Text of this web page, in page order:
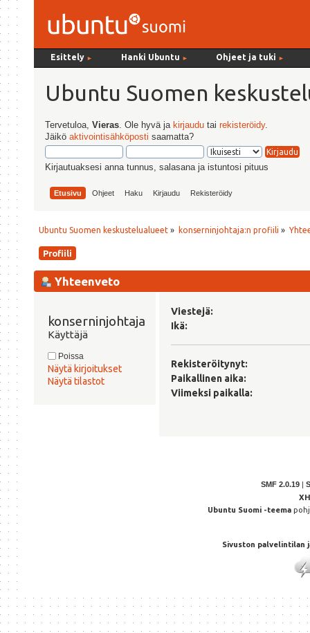
Esittely ► Hanki Ubuntu ► Ohjeet ja tuki ►
Ubuntu Suomen
Tervetuloa,Vieras . Ole hyvä ja kirjaudu tairekisteröidy.
Jäiköaktivointisähköposti saamatta?
Kirjautuaksesi anna tunnus, salasana ja istuntosi pituus
Etusivu Ohjeet Haku Kirjaudu Rekisteröidy
Ubuntu Suomen keskustelualueet » konserninjohtaja:n profiili »
Profiili
Yhteenveto
Käyttäjä
Poissa
Näytä kirjoitukset
Näytä tilastot
Viestejä:
Ikä:
Rekisteröitynyt:
Paikallinen aika:
Viimeksi paikalla:
SMF 2.0.19 |
Ubuntu Suomi -teema
Sivuston palvelintilan